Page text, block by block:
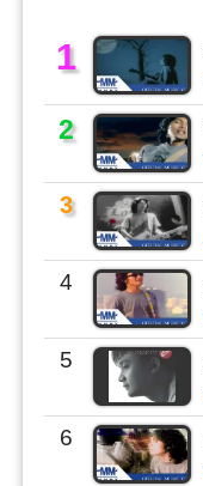
1
2
3
4
5
6